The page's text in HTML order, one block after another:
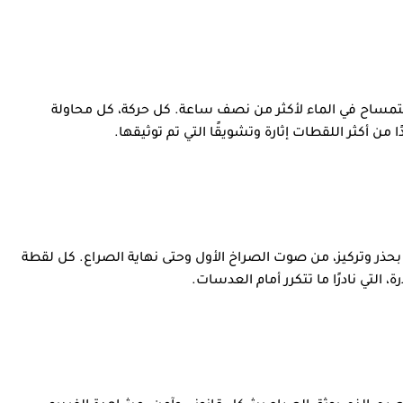
في الماء لأكثر من نصف ساعة. كل حركة، كل محاولة
أكثر اللقطات إثارة وتشويقًا التي تم توثيقها.
وتركيز، من صوت الصراخ الأول وحتى نهاية الصراع. كل لقطة
التي نادرًا ما تتكرر أمام العدسات.